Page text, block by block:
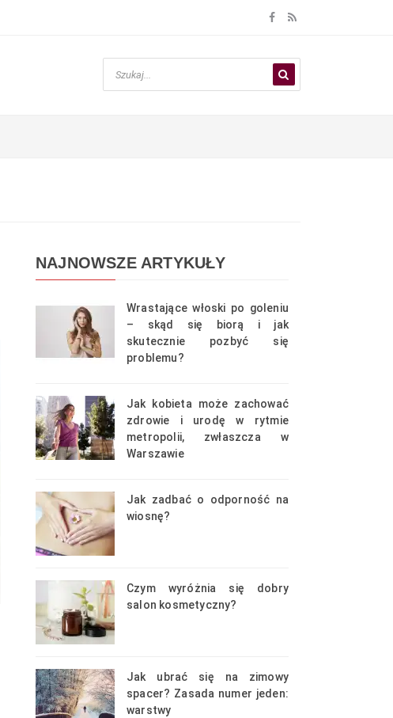
NAJNOWSZE ARTYKUŁY
Wrastające włoski po goleniu
– skąd się biorą i jak
skutecznie pozbyć się
problemu?
Jak kobieta może zachować
zdrowie i urodę w rytmie
metropolii, zwłaszcza w
Warszawie
Jak zadbać o odporność na
wiosnę?
Czym wyróżnia się dobry
salon kosmetyczny?
Jak ubrać się na zimowy
spacer? Zasada numer jeden:
warstwy